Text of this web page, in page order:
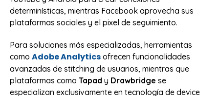
determinísticas, mientras Facebook aprovecha sus
plataformas sociales y el pixel de seguimiento.
Para soluciones más especializadas, herramientas
como Adobe Analytics ofrecen funcionalidades
avanzadas de stitching de usuarios, mientras que
plataformas como Tapad y Drawbridge se
especializan exclusivamente en tecnología de device